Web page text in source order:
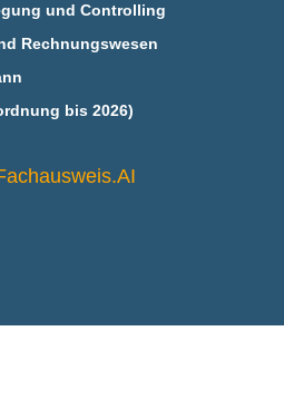
und Controlling
Rechnungswesen
bis 2026)